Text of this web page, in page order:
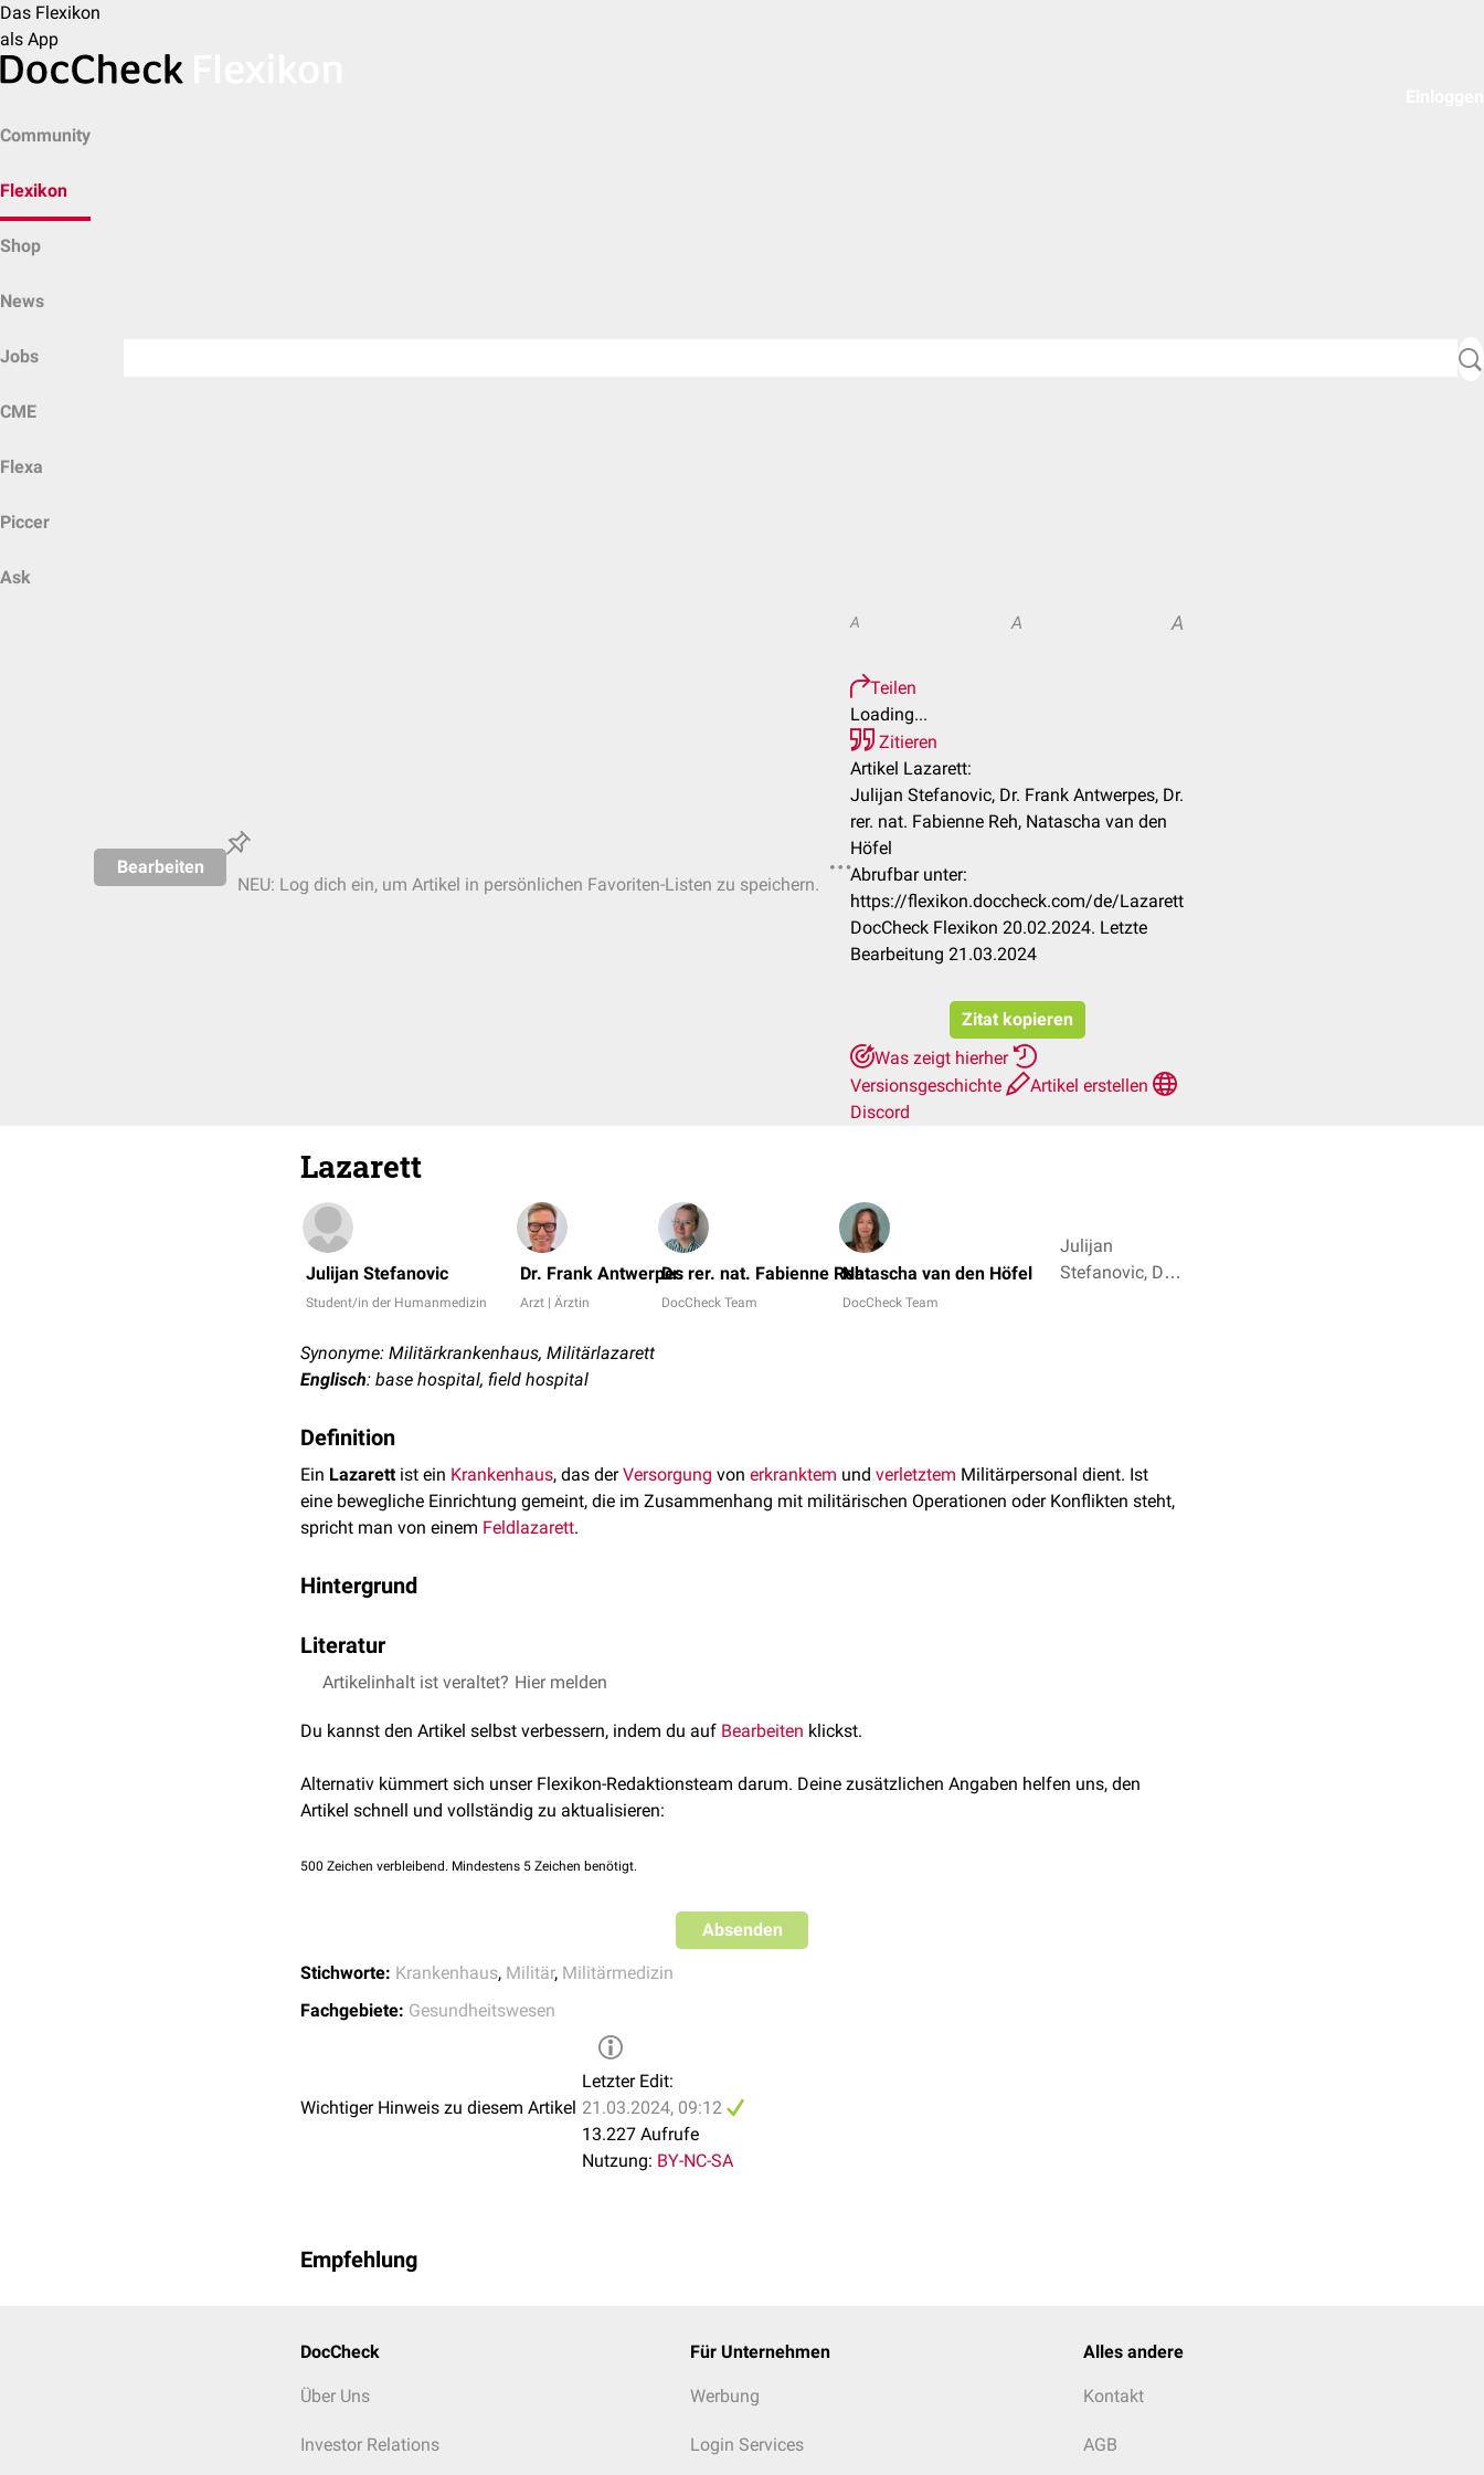
Das Flexikon
als App
Community
Flexikon
Shop
News
Jobs
CME
Flexa
Piccer
Ask
Bearbeiten
NEU: Log dich ein, um Artikel in persönlichen Favoriten-Listen zu speichern.
A A A
Teilen
Loading...
Zitieren
Artikel Lazarett:
Julijan Stefanovic, Dr. Frank Antwerpes, Dr.
rer. nat. Fabienne Reh, Natascha van den
Höfel
Abrufbar unter:
https://flexikon.doccheck.com/de/Lazarett
DocCheck Flexikon 20.02.2024. Letzte
Bearbeitung 21.03.2024
Zitat kopieren
Was zeigt hierher
Versionsgeschichte
Artikel erstellen
Discord
Lazarett
Julijan Stefanovic
Student/in der Humanmedizin
Dr. Frank Antwerpes
Arzt | Ärztin
Dr. rer. nat. Fabienne Reh
DocCheck Team
Natascha van den Höfel
DocCheck Team
Julijan
Stefanovic, Dr.
Synonyme: Militärkrankenhaus, Militärlazarett
Englisch: base hospital, field hospital
Definition
Ein Lazarettist ein Krankenhaus, das derVersorgung von erkranktem und verletztem Militärpersonal dient. Ist
eine bewegliche Einrichtung gemeint, die im Zusammenhang mit militärischen Operationen oder Konflikten steht,
spricht man von einem Feldlazarett.
Hintergrund
Zentralen Sanitätsdienst der Bundeswehr
Literatur
europeana; Das Lazarett ; abgerufen am 21.01.2024
Artikelinhalt ist veraltet? Hier melden
Du kannst den Artikel selbst verbessern, indem du auf Bearbeiten klickst.
Alternativ kümmert sich unser Flexikon-Redaktionsteam darum. Deine zusätzlichen Angaben helfen uns, den
Artikel schnell und vollständig zu aktualisieren:
500 Zeichen verbleibend. Mindestens 5 Zeichen benötigt.
Absenden
Stichworte: Krankenhaus, Militär, Militärmedizin
Fachgebiete: Gesundheitswesen
Wichtiger Hinweis zu diesem Artikel
Letzter Edit:
21.03.2024, 09:12
13.227 Aufrufe
Nutzung: BY-NC-SA
Empfehlung
DocCheck
Über Uns
Investor Relations
Für Unternehmen
Werbung
Login Services
Alles andere
Kontakt
AGB